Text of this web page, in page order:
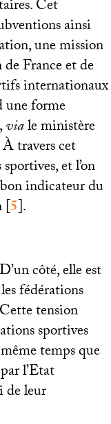
Cet
ainsi
une mission
France et de
internationaux
une forme
viale ministère
travers cet
et l’on
indicateur du
[5].
côté, elle est
fédérations
tension
sportives
temps que
l’Etat
de leur